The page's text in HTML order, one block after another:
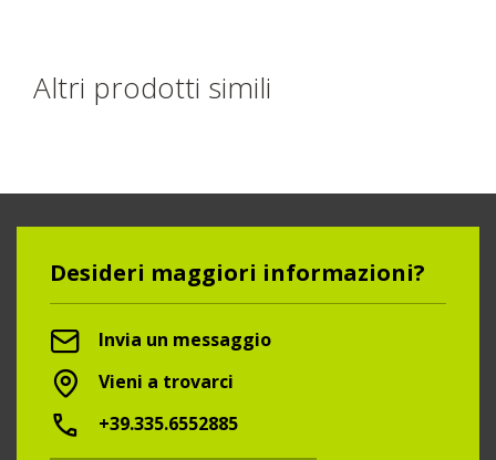
Altri prodotti simili
Desideri maggiori informazioni?
Invia un messaggio
Vieni a trovarci
+39.335.6552885